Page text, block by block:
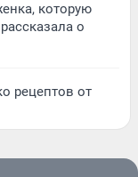
которую
о
рецептов от